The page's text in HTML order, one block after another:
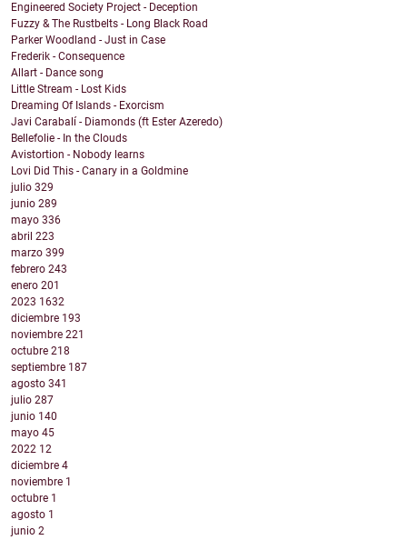
Engineered Society Project - Deception
Fuzzy & The Rustbelts - Long Black Road
Parker Woodland - Just in Case
Frederik - Consequence
Allart - Dance song
Little Stream - Lost Kids
Dreaming Of Islands - Exorcism
Javi Carabalí - Diamonds (ft Ester Azeredo)
Bellefolie - In the Clouds
Avistortion - Nobody learns
Lovi Did This - Canary in a Goldmine
julio 329
junio 289
mayo 336
abril 223
marzo 399
febrero 243
enero 201
2023 1632
diciembre 193
noviembre 221
octubre 218
septiembre 187
agosto 341
julio 287
junio 140
mayo 45
2022 12
diciembre 4
noviembre 1
octubre 1
agosto 1
junio 2